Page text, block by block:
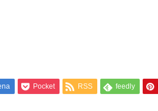
Pocket RSS feedly